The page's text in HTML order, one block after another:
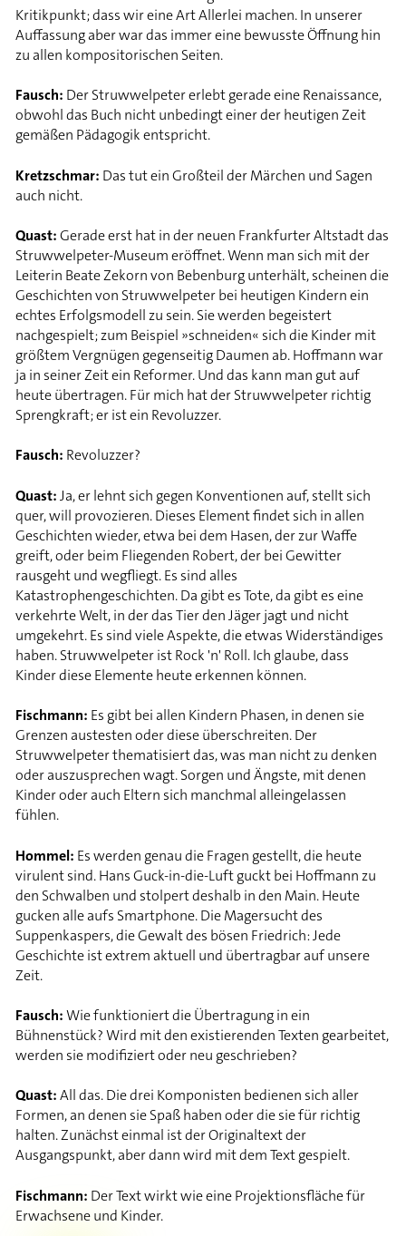
Kritikpunkt; dass wir eine Art Allerlei machen. In unserer
Auffassung aber war das immer eine bewusste Öffnung hin
zu allen kompositorischen Seiten.
Fausch: Der Struwwelpeter erlebt gerade eine Renaissance,
obwohl das Buch nicht unbedingt einer der heutigen Zeit
gemäßen Pädagogik entspricht.
Kretzschmar: Das tut ein Großteil der Märchen und Sagen
auch nicht.
Quast:Gerade erst hat in der neuen Frankfurter Altstadt das
Struwwelpeter-Museum eröffnet. Wenn man sich mit der
Leiterin Beate Zekorn von Bebenburg unterhält, scheinen die
Geschichten von Struwwelpeter bei heutigen Kindern ein
echtes Erfolgsmodell zu sein. Sie werden begeistert
nachgespielt; zum Beispiel »schneiden« sich die Kinder mit
größtem Vergnügen gegenseitig Daumen ab. Hoffmann war
ja in seiner Zeit ein Reformer. Und das kann man gut auf
heute übertragen. Für mich hat der Struwwelpeter richtig
Sprengkraft; er ist ein Revoluzzer.
Fausch: Revoluzzer?
Quast:Ja, er lehnt sich gegen Konventionen auf, stellt sich
quer, will provozieren. Dieses Element findet sich in allen
Geschichten wieder, etwa bei dem Hasen, der zur Waffe
greift, oder beim Fliegenden Robert, der bei Gewitter
rausgeht und wegfliegt. Es sind alles
Katastrophengeschichten. Da gibt es Tote, da gibt es eine
verkehrte Welt, in der das Tier den Jäger jagt und nicht
umgekehrt. Es sind viele Aspekte, die etwas Widerständiges
haben. Struwwelpeter ist Rock 'n' Roll. Ich glaube, dass
Kinder diese Elemente heute erkennen können.
Fischmann: Es gibt bei allen Kindern Phasen, in denen sie
Grenzen austesten oder diese überschreiten. Der
Struwwelpeter thematisiert das, was man nicht zu denken
oder auszusprechen wagt. Sorgen und Ängste, mit denen
Kinder oder auch Eltern sich manchmal alleingelassen
fühlen.
Hommel: Es werden genau die Fragen gestellt, die heute
virulent sind. Hans Guck-in-die-Luft guckt bei Hoffmann zu
den Schwalben und stolpert deshalb in den Main. Heute
gucken alle aufs Smartphone. Die Magersucht des
Suppenkaspers, die Gewalt des bösen Friedrich: Jede
Geschichte ist extrem aktuell und übertragbar auf unsere
Zeit.
Fausch:Wie funktioniert die Übertragung in ein
Bühnenstück? Wird mit den existierenden Texten gearbeitet,
werden sie modifiziert oder neu geschrieben?
Quast:All das. Die drei Komponisten bedienen sich aller
Formen, an denen sie Spaß haben oder die sie für richtig
halten. Zunächst einmal ist der Originaltext der
Ausgangspunkt, aber dann wird mit dem Text gespielt.
Fischmann: Der Text wirkt wie eine Projektionsfläche für
Erwachsene und Kinder.